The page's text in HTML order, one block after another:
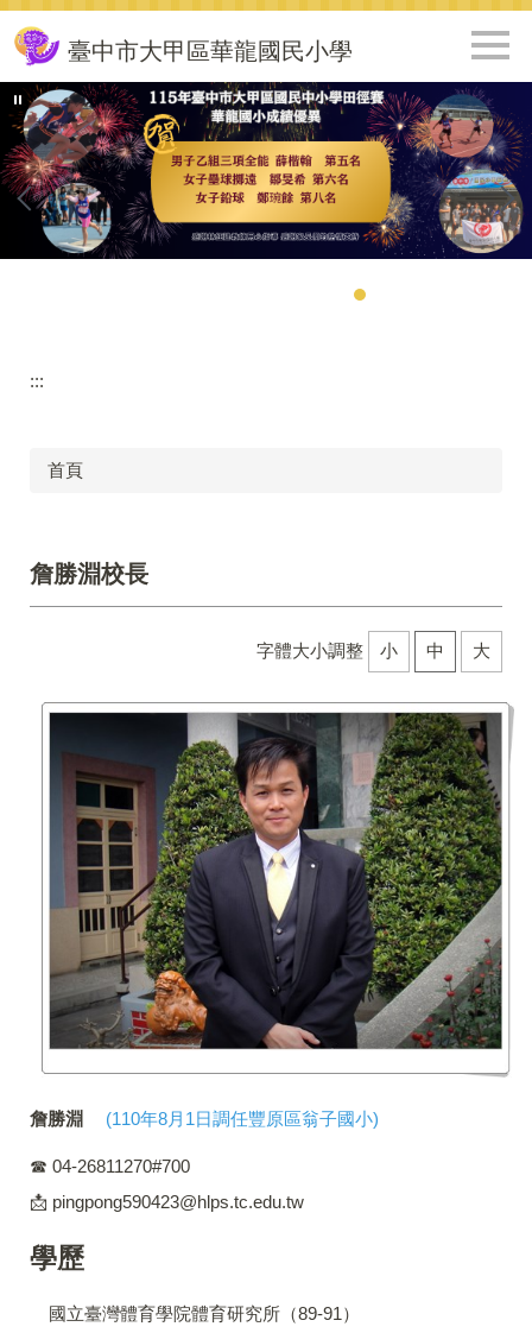
跳
到
主
要
內
容
區
臺中市大甲區華龍國民小學
:::
首頁
詹勝淵校長
字體大小調整 小 中 大
詹勝淵 (110年8月1日調任豐原區翁子國小)
☎ 04-26811270#700
📩 pingpong590423@hlps.tc.edu.tw
學歷
國立臺灣體育學院體育研究所（89-91）